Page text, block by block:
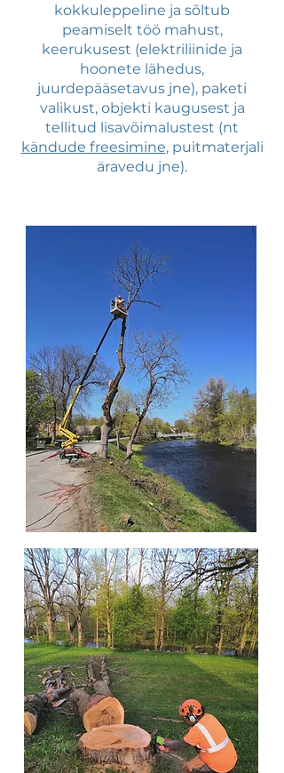
kokkuleppeline ja sõltub
peamiselt töö mahust,
keerukusest (elektriliinide ja
hoonete lähedus,
juurdepääsetavus jne), paketi
valikust, objekti kaugusest ja
tellitud lisavõimalustest (nt
kändude freesimine, puitmaterjali
äravedu jne).